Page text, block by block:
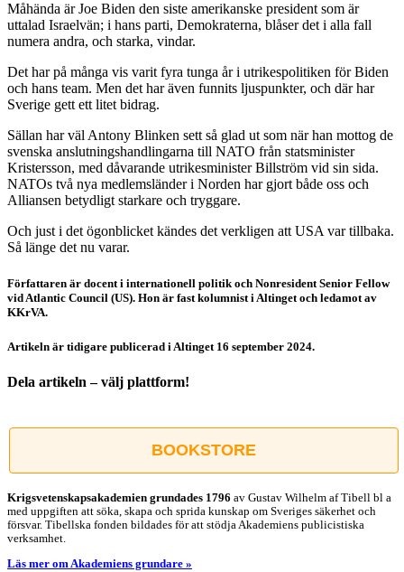
Måhända är Joe Biden den siste amerikanske president som är
uttalad Israelvän; i hans parti, Demokraterna, blåser det i alla fall
numera andra, och starka, vindar.
Det har på många vis varit fyra tunga år i utrikespolitiken för Biden
och hans team. Men det har även funnits ljuspunkter, och där har
Sverige gett ett litet bidrag.
Sällan har väl Antony Blinken sett så glad ut som när han mottog de
svenska anslutningshandlingarna till NATO från statsminister
Kristersson, med dåvarande utrikesminister Billström vid sin sida.
NATOs två nya medlemsländer i Norden har gjort både oss och
Alliansen betydligt starkare och tryggare.
Och just i det ögonblicket kändes det verkligen att USA var tillbaka.
Så länge det nu varar.
Författaren är docent i internationell politik och Nonresident Senior Fellow
vid Atlantic Council (US). Hon är fast kolumnist i Altinget och ledamot av
KKrVA.
Artikeln är tidigare publicerad i Altinget 16 september 2024.
Dela artikeln – välj plattform!
post
BOOKSTORE
Krigsvetenskap­sakademien grundades 1796 av Gustav Wilhelm af Tibell bl a
med uppgiften att söka, skapa och sprida kunskap om Sveriges säkerhet och
försvar. Tibellska fonden bildades för att stödja Akademiens publicistiska
verksamhet.
Läs mer om Akademiens grundare »